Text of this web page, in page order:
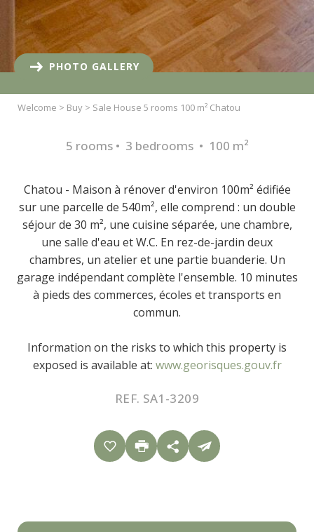
PHOTO GALLERY
Welcome > Buy > Sale House 5 rooms 100 m² Chatou
5 rooms • 3 bedrooms • 100 m²
Chatou - Maison à rénover d'environ 100m² édifiée
sur une parcelle de 540m², elle comprend : un double
séjour de 30 m², une cuisine séparée, une chambre,
une salle d'eau et W.C. En rez-de-jardin deux
chambres, un atelier et une partie buanderie. Un
garage indépendant complète l'ensemble. 10 minutes
à pieds des commerces, écoles et transports en
commun.
Information on the risks to which this property is
exposed is available at: www.georisques.gouv.fr
REF. SA1-3209